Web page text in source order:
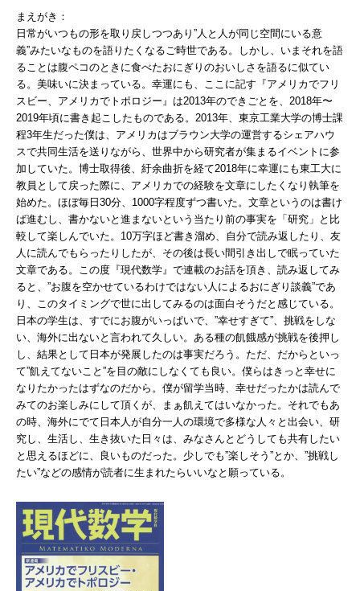
まえがき：
日常がいつもの形を取り戻しつつあり”人と人が同じ空間にいる意
義”みたいなものを語りたくなるご時世である。しかし、いまそれを語
ることは腹ペコのときに食べたおにぎりのおいしさを語るに似てい
る。美味いに決まっている。幸運にも、ここに記す『アメリカでフリ
スビー、アメリカでトポロジー』は2013年のできごとを、2018年〜
2019年頃に書き起こしたものである。2013年、東京工業大学の博士課
程3年生だった僕は、アメリカはブラウン大学の運営するシェアハウ
スで共同生活を送りながら、世界中から研究者が集まるイベントに参
加していた。博士取得後、紆余曲折を経て2018年に幸運にも東工大に
教員として戻った際に、アメリカでの経験を文章にしたくなり執筆を
始めた。ほぼ毎日30分、1000字程度ずつ書いた。文章というのは書け
ば進むし、書かないと進まないという当たり前の事実を「研究」と比
較して楽しんでいた。10万字ほど書き溜め、自分で読み返したり、友
人に読んでもらったりしたが、その後は⻑い間引き出しで眠っていた
文章である。この度『現代数学』で連載のお話を頂き、読み返してみ
ると、”お腹を空かせているわけではない人によるおにぎり談義”であ
り、このタイミングで世に出してみるのは面白そうだと感じている。
日本の学生は、すでにお腹がいっぱいで、”幸せすぎて”、挑戦をしな
い、海外に出ないと言われて久しい。ある種の飢餓感が挑戦を後押し
し、結果として日本が発展したのは事実だろう。ただ、だからといっ
て”飢えてないこと”を目の敵にしなくても良い。僕らはきっと幸せに
なりたかったはずなのだから。僕が留学当時、幸せだったかは読んで
みてのお楽しみにして頂くが、まぁ飢えてはいなかった。それでもあ
の時、海外にでて日本人が自分一人の環境で多様な人々と出会い、研
究し、生活し、生き抜いた日々は、みなさんとどうしても共有したい
と思えるほどに、良いものだった。少しでも”楽しそう”とか、”挑戦し
たい”などの感情が読者に生まれたらいいなと願っている。